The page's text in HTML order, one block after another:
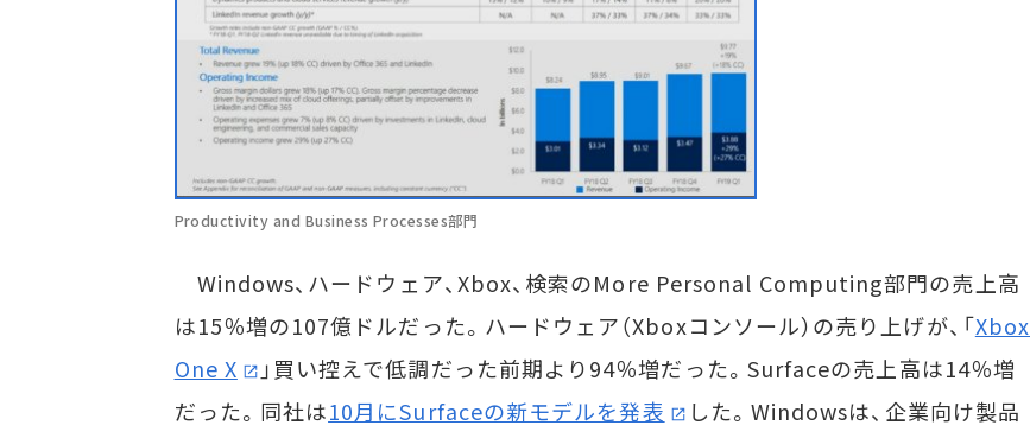
Productivity and Business Processes部門
Windows、ハードウェア、Xbox、検索のMore Personal Computing部門の売上高
は15％増の107億ドルだった。ハードウェア（Xboxコンソール）の売り上げが、「Xbox
One X
」買い控えで低調だった前期より94％増だった。Surfaceの売上高は14％増
だった。同社は10月にSurfaceの新モデルを発表
した。Windowsは、企業向け製品